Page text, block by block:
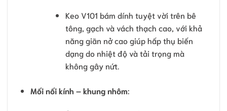
Keo V101 bám dính tuyệt vời trên bê
tông, gạch và vách thạch cao, với khả
năng giãn nở cao giúp hấp thụ biến
dạng do nhiệt độ và tải trọng mà
không gây nứt.
Mối nối kính – khung nhôm: